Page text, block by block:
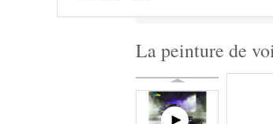
La peinture de